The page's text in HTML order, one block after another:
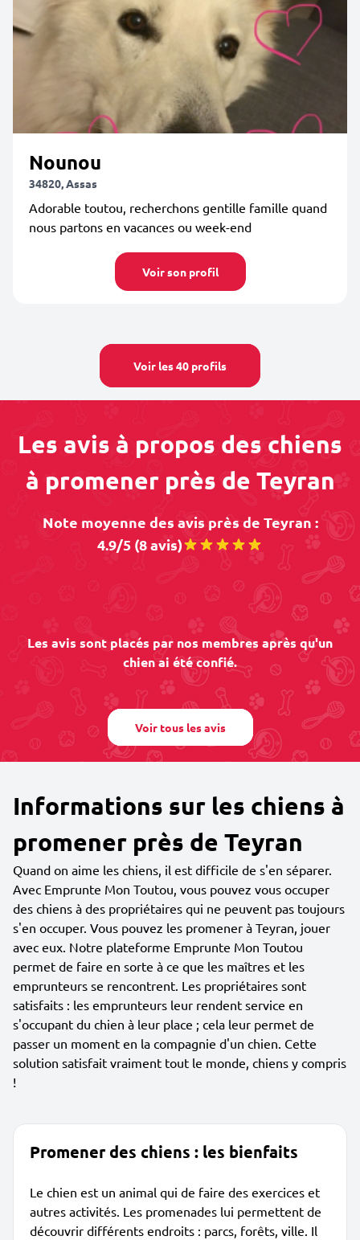
Nounou
34820, Assas
Adorable toutou, recherchons gentille famille quand
nous partons en vacances ou week-end
Voir son profil
Voir les 40 profils
Les avis à propos des chiens
à promener près de Teyran
Note moyenne des avis près de Teyran :
4.9/5 (8 avis)
Les avis sont placés par nos membres après qu'un
chien ai été confié.
Voir tous les avis
Informations sur les chiens à
promener près de Teyran
Quand on aime les chiens, il est difficile de s'en séparer.
Avec Emprunte Mon Toutou, vous pouvez vous occuper
des chiens à des propriétaires qui ne peuvent pas toujours
s'en occuper. Vous pouvez les promener à Teyran, jouer
avec eux. Notre plateforme Emprunte Mon Toutou
permet de faire en sorte à ce que les maîtres et les
emprunteurs se rencontrent. Les propriétaires sont
satisfaits : les emprunteurs leur rendent service en
s'occupant du chien à leur place ; cela leur permet de
passer un moment en la compagnie d'un chien. Cette
solution satisfait vraiment tout le monde, chiens y compris
!
Promener des chiens : les bienfaits
Le chien est un animal qui de faire des exercices et
autres activités. Les promenades lui permettent de
découvrir différents endroits : parcs, forêts, ville. Il